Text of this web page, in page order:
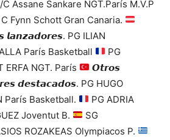
Assane Sankare NGT.París M.V.P
Fynn Schott Gran Canaria.
𝙡𝙖𝙣𝙯𝙖𝙙𝙤𝙧𝙚𝙨. PG ILIAN
París Basketball
PG
ERFA NGT. París
𝙊𝙩𝙧𝙤𝙨
𝙙𝙚𝙨𝙩𝙖𝙘𝙖𝙙𝙤𝙨. PG HUGO
París Basketball.
PG ADRIA
Joventut B.
SG
ROZAKEAS Olympiacos P.